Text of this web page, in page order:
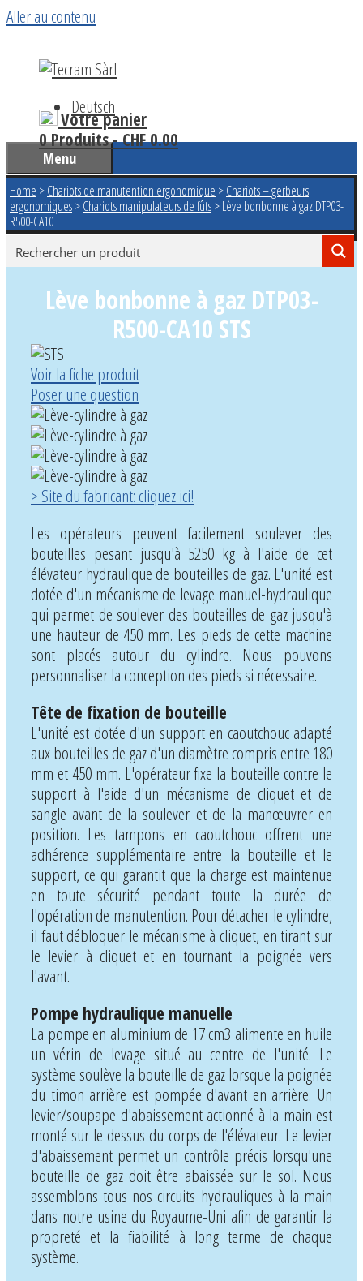
Aller au contenu
Deutsch
Votre panier
0 Produits -CHF0.00
Menu
Home >Chariots de manutention ergonomique >Chariots – gerbeurs
ergonomiques>Chariots manipulateurs de fûts>Lève bonbonne à gaz DTP03-
R500-CA10
Lève bonbonne à gaz DTP03-
R500-CA10 STS
Voir la fiche produit
Poser une question
> Site du fabricant: cliquez ici!
Les opérateurs peuvent facilement soulever des
bouteilles pesant jusqu'à 5250 kg à l'aide de cet
élévateur hydraulique de bouteilles de gaz. L'unité est
dotée d'un mécanisme de levage manuel-hydraulique
qui permet de soulever des bouteilles de gaz jusqu'à
une hauteur de 450 mm. Les pieds de cette machine
sont placés autour du cylindre. Nous pouvons
personnaliser la conception des pieds si nécessaire.
Tête de fixation de bouteille
L'unité est dotée d'un support en caoutchouc adapté
aux bouteilles de gaz d'un diamètre compris entre 180
mm et 450 mm. L'opérateur fixe la bouteille contre le
support à l'aide d'un mécanisme de cliquet et de
sangle avant de la soulever et de la manœuvrer en
position. Les tampons en caoutchouc offrent une
adhérence supplémentaire entre la bouteille et le
support, ce qui garantit que la charge est maintenue
en toute sécurité pendant toute la durée de
l'opération de manutention. Pour détacher le cylindre,
il faut débloquer le mécanisme à cliquet, en tirant sur
le levier à cliquet et en tournant la poignée vers
l'avant.
Pompe hydraulique manuelle
La pompe en aluminium de 17 cm3 alimente en huile
un vérin de levage situé au centre de l'unité. Le
système soulève la bouteille de gaz lorsque la poignée
du timon arrière est pompée d'avant en arrière. Un
levier/soupape d'abaissement actionné à la main est
monté sur le dessus du corps de l'élévateur. Le levier
d'abaissement permet un contrôle précis lorsqu'une
bouteille de gaz doit être abaissée sur le sol. Nous
assemblons tous nos circuits hydrauliques à la main
dans notre usine du Royaume-Uni afin de garantir la
propreté et la fiabilité à long terme de chaque
système.